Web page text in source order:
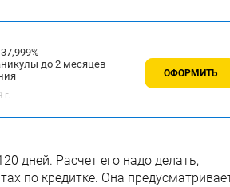
до 2 месяцев
г.
ОФОРМИТЬ
дней. Расчет его надо делать,
по кредитке. Она